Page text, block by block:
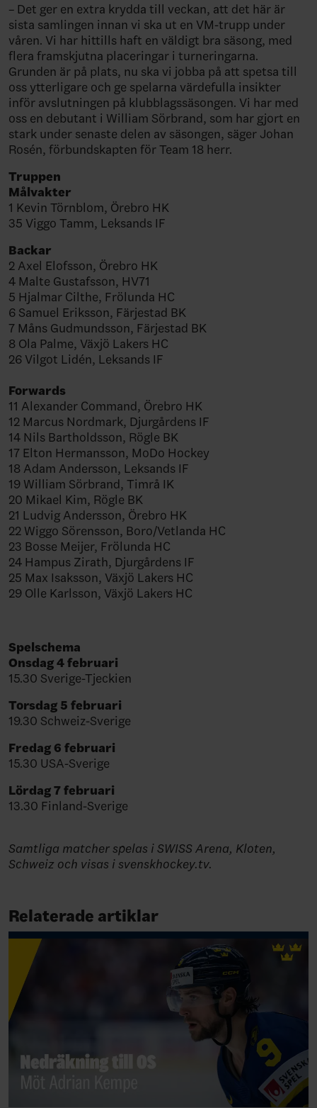
– Det ger en extra krydda till veckan, att det här är
sista samlingen innan vi ska ut en VM-trupp under
våren. Vi har hittills haft en väldigt bra säsong, med
flera framskjutna placeringar i turneringarna.
Grunden är på plats, nu ska vi jobba på att spetsa till
oss ytterligare och ge spelarna värdefulla insikter
inför avslutningen på klubblagssäsongen. Vi har med
oss en debutant i William Sörbrand, som har gjort en
stark under senaste delen av säsongen, säger Johan
Rosén, förbundskapten för Team 18 herr.
Truppen
Målvakter
1 Kevin Törnblom, Örebro HK
35 Viggo Tamm, Leksands IF
Backar
2 Axel Elofsson, Örebro HK
4 Malte Gustafsson, HV71
5 Hjalmar Cilthe, Frölunda HC
6 Samuel Eriksson, Färjestad BK
7 Måns Gudmundsson, Färjestad BK
8 Ola Palme, Växjö Lakers HC
26 Vilgot Lidén, Leksands IF
Forwards
11 Alexander Command, Örebro HK
12 Marcus Nordmark, Djurgårdens IF
14 Nils Bartholdsson, Rögle BK
17 Elton Hermansson, MoDo Hockey
18 Adam Andersson, Leksands IF
19 William Sörbrand, Timrå IK
20 Mikael Kim, Rögle BK
21 Ludvig Andersson, Örebro HK
22 Wiggo Sörensson, Boro/Vetlanda HC
23 Bosse Meijer, Frölunda HC
24 Hampus Zirath, Djurgårdens IF
25 Max Isaksson, Växjö Lakers HC
29 Olle Karlsson, Växjö Lakers HC
Spelschema
Onsdag 4 februari
15.30 Sverige-Tjeckien
Torsdag 5 februari
19.30 Schweiz-Sverige
Fredag 6 februari
15.30 USA-Sverige
Lördag 7 februari
13.30 Finland-Sverige
Samtliga matcher spelas i SWISS Arena, Kloten,
Schweiz och visas i svenskhockey.tv.
Relaterade artiklar